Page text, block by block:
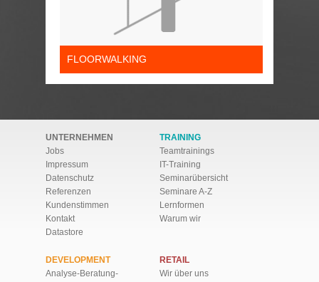
FLOORWALKING
UNTERNEHMEN
Jobs
Impressum
Datenschutz
Referenzen
Kundenstimmen
Kontakt
Datastore
TRAINING
Teamtrainings
IT-Training
Seminarübersicht
Seminare A-Z
Lernformen
Warum wir
DEVELOPMENT
Analyse-Beratung-
RETAIL
Wir über uns